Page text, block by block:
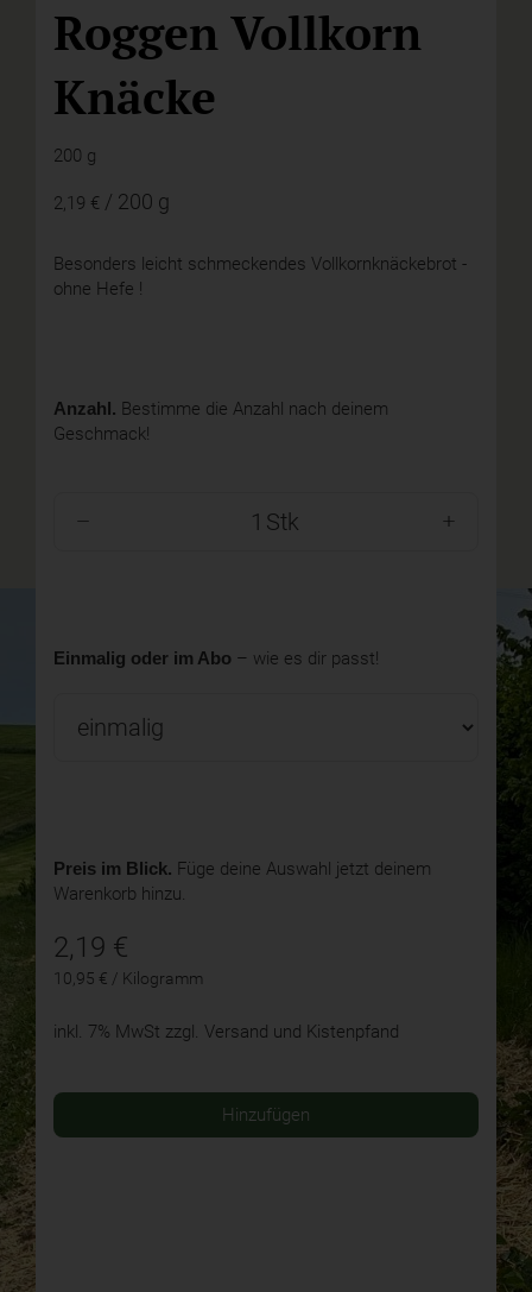
Roggen Vollkorn
Knäcke
200 g
2,19 € / 200 g
Besonders leicht schmeckendes Vollkornknäckebrot -
ohne Hefe !
Anzahl. Bestimme die Anzahl nach deinem
Geschmack!
Stk
Einmalig oder im Abo – wie es dir passt!
Preis im Blick. Füge deine Auswahl jetzt deinem
Warenkorb hinzu.
2,19 €
10,95 € / Kilogramm
inkl. 7% MwSt zzgl. Versand und Kistenpfand
Hinzufügen